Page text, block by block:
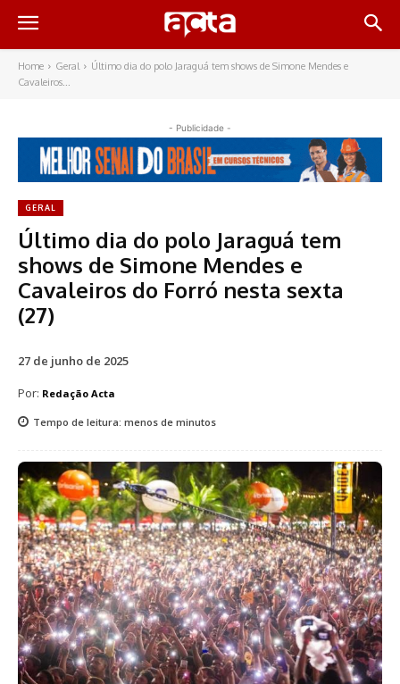
Home Geral
Último dia do polo Jaraguá tem shows de Simone Mendes e
Cavaleiros...
- Publicidade -
GERAL
Último dia do polo Jaraguá tem
shows de Simone Mendes e
Cavaleiros do Forró nesta sexta
(27)
27 de junho de 2025
Por: Redação Acta
Tempo de leitura: menos de minutos